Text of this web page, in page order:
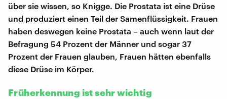
über sie wissen, so Knigge. Die Prostata ist eine Drüse
und produziert einen Teil der Samenflüssigkeit. Frauen
haben deswegen keine Prostata – auch wenn laut der
Befragung 54 Prozent der Männer und sogar 37
Prozent der Frauen glauben, Frauen hätten ebenfalls
diese Drüse im Körper.
Früherkennung ist sehr wichtig